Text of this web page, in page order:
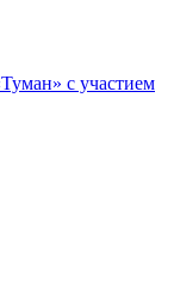
с участием